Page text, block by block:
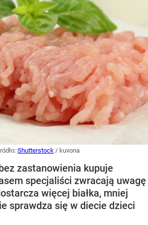
Shutterstock / kuvona
zastanowienia kupuje
specjaliści zwracają uwagę
więcej białka, mniej
sprawdza się w diecie dzieci